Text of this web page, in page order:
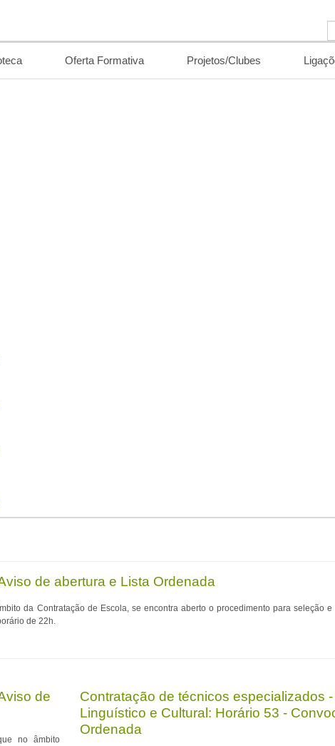
Oferta Formativa Projetos/Clubes
de abertura e Lista Ordenada
da Contratação de Escola, se encontra aberto o procedimento para seleção e
de 22h.
de
no âmbito
Contratação de técnicos especializados
Linguístico e Cultural: Horário 53 -
Ordenada